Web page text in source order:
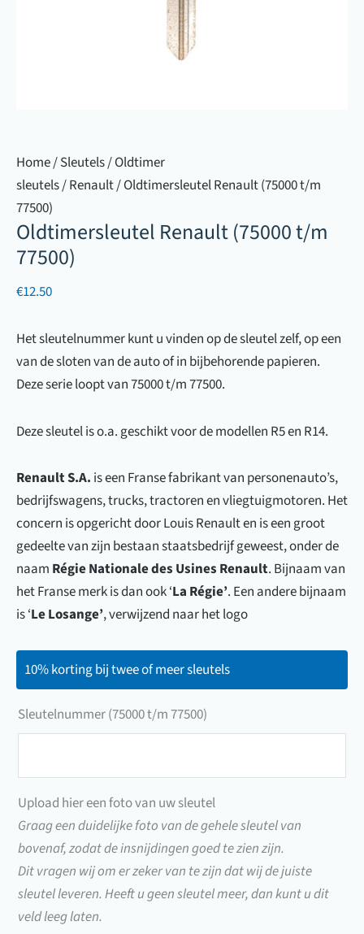
Home/Sleutels/Oldtimer
sleutels/Renault/ Oldtimersleutel Renault (75000 t/m
77500)
Oldtimersleutel Renault (75000 t/m
77500)
€12.50
Het sleutelnummer kunt u vinden op de sleutel zelf, op een
van de sloten van de auto of in bijbehorende papieren.
Deze serie loopt van 75000 t/m 77500.
Deze sleutel is o.a. geschikt voor de modellen R5 en R14.
Renault S.A. is een Franse fabrikant van personenauto’s,
bedrijfswagens, trucks, tractoren en vliegtuigmotoren. Het
concern is opgericht door Louis Renault en is een groot
gedeelte van zijn bestaan staatsbedrijf geweest, onder de
naam Régie Nationale des Usines Renault. Bijnaam van
het Franse merk is dan ook ‘La Régie’. Een andere bijnaam
is ‘Le Losange’, verwijzend naar het logo
10% korting bij twee of meer sleutels
Sleutelnummer (75000 t/m 77500)
77500)
Upload hier een foto van uw sleutel
Graag een duidelijke foto van de gehele sleutel van
bovenaf, zodat de insnijdingen goed te zien zijn.
Dit vragen wij om er zeker van te zijn dat wij de juiste
sleutel leveren. Heeft u geen sleutel meer, dan kunt u dit
veld leeg laten.